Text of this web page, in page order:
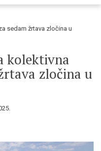
sedam žrtava zločina u
kolektivna
zločina u